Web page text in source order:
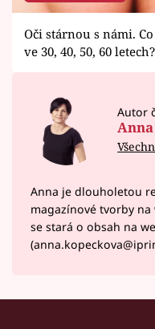
Oči stárnou s námi.
ve 30, 40, 50, 60 letech?
Autor
Anna je dlouholetou
magazínové tvorby na
se stará o obsah na